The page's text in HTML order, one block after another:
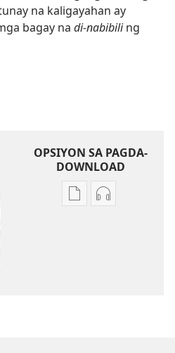
na kaligayahan ay
bagay na di-nabibiling
OPSIYON SA PAGDA-
DOWNLOAD
OpsiyonOpsiyon